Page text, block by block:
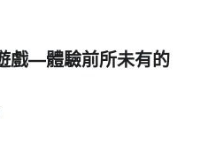
戲—體驗前所未有的